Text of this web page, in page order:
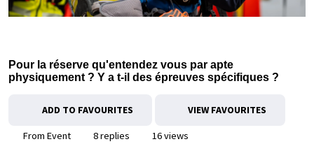
Pour la réserve qu'entendez vous par apte
physiquement ? Y a t-il des épreuves spécifiques ?
ADD TO FAVOURITES VIEW FAVOURITES
From Event 8 replies
16 views